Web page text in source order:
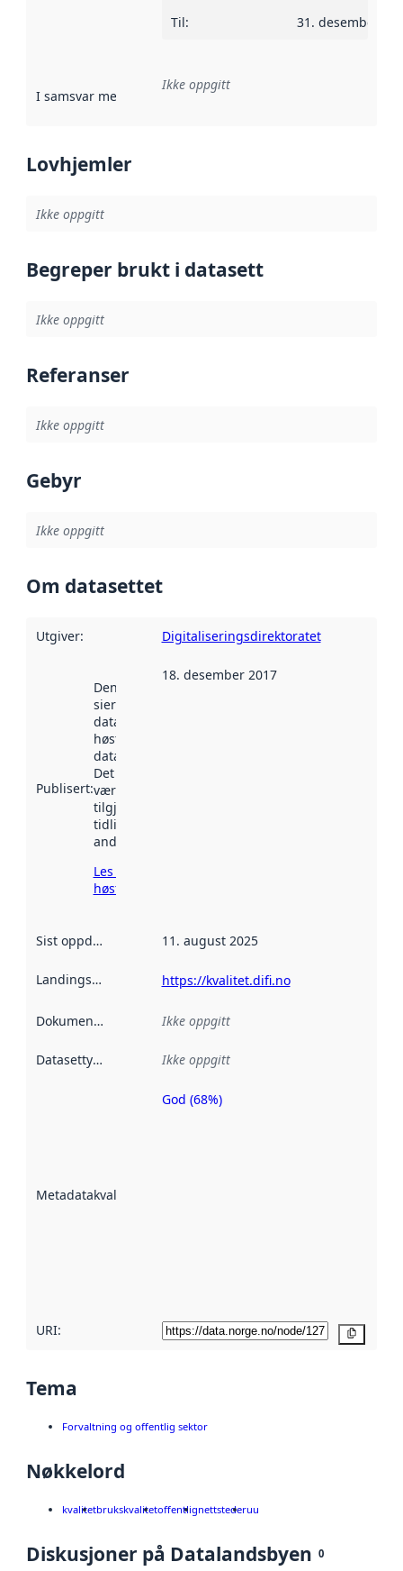
Til: 31. desember
I samsvar med Referanse til en implementasjonsregel
Ikke oppgitt
Lovhjemler
Ikke oppgitt
Begreper brukt i datasett
Ikke oppgitt
Referanser
Ikke oppgitt
Gebyr
Ikke oppgitt
Om datasettet
Utgiver: Digitaliseringsdirektoratet
Publisert:
Denne datoen
sier når
datasettet ble
høstet av
data.norge.no.
Det kan ha
vært
tilgjengelig
tidligere
andre steder.
Les mer om
høsting her
18. desember 2017
Sist oppdatert 11. august 2025
Landingsside https://kvalitet.difi.no
Dokumentasjon Ikke oppgitt
Datasettype Ikke oppgitt
Metadatakvalitet
Metadatakvalitet
God (68%)
URI:
Tema
Forvaltning og offentlig sektor
Nøkkelord
kvalitetbrukskvalitetoffentlignettstederuu
Diskusjoner på Datalandsbyen 0